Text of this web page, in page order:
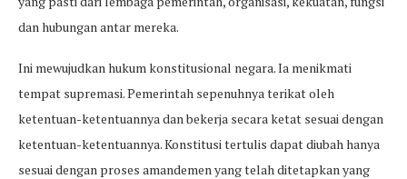
dan hubungan antar mereka.
Ini mewujudkan hukum konstitusional negara. Ia menikmati
tempat supremasi. Pemerintah sepenuhnya terikat oleh
ketentuan-ketentuannya dan bekerja secara ketat sesuai dengan
ketentuan-ketentuannya. Konstitusi tertulis dapat diubah hanya
sesuai dengan proses amandemen yang telah ditetapkan yang